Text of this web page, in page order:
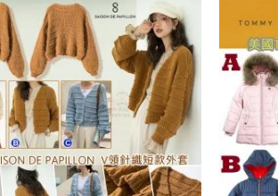
已售完